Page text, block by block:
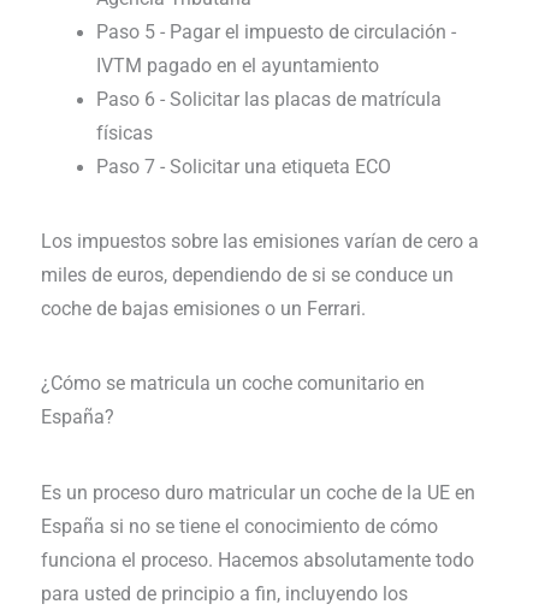
Paso 5 - Pagar el impuesto de circulación -
IVTM pagado en el ayuntamiento
Paso 6 - Solicitar las placas de matrícula
físicas
Paso 7 - Solicitar una etiqueta ECO
Los impuestos sobre las emisiones varían de cero a
miles de euros, dependiendo de si se conduce un
coche de bajas emisiones o un Ferrari.
¿Cómo se matricula un coche comunitario en
España?
Es un proceso duro matricular un coche de la UE en
España si no se tiene el conocimiento de cómo
funciona el proceso. Hacemos absolutamente todo
para usted de principio a fin, incluyendo los